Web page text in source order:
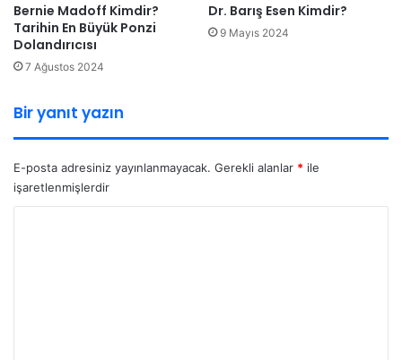
Bernie Madoff Kimdir?
Tarihin En Büyük Ponzi
Dolandırıcısı
7 Ağustos 2024
Dr. Barış Esen Kimdir?
9 Mayıs 2024
Bir yanıt yazın
E-posta adresiniz yayınlanmayacak. Gerekli alanlar * ile
işaretlenmişlerdir